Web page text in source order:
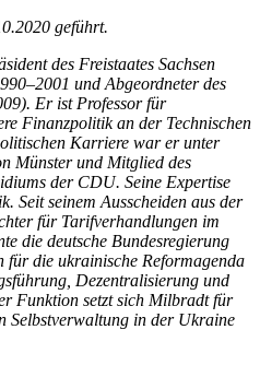
geführt.
des Freistaates Sachsen
und Abgeordneter des
Er ist Professor für
Finanzpolitik an der Technischen
Karriere war er unter
Münster und Mitglied des
der CDU. Seine Expertise
Seit seinem Ausscheiden aus der
für Tarifverhandlungen im
die deutsche Bundesregierung
für die ukrainische Reformagenda
Dezentralisierung und
Funktion setzt sich Milbradt für
Selbstverwaltung in der Ukraine